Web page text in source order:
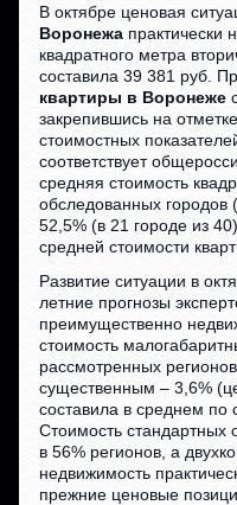
В октябре ценовая
Воронежа практически
квадратного метра
составила 39 381 руб.
квартиры в Воронеже
закрепившись на
стоимостных
соответствует
средняя стоимость
обследованных городов
52,5% (в 21 городе из
средней стоимости
Развитие ситуации в
летние прогнозы
преимущественно
стоимость
рассмотренных
существенным – 3,6%
составила в среднем по
Стоимость стандартных
в 56% регионов, а
недвижимость
прежние ценовые